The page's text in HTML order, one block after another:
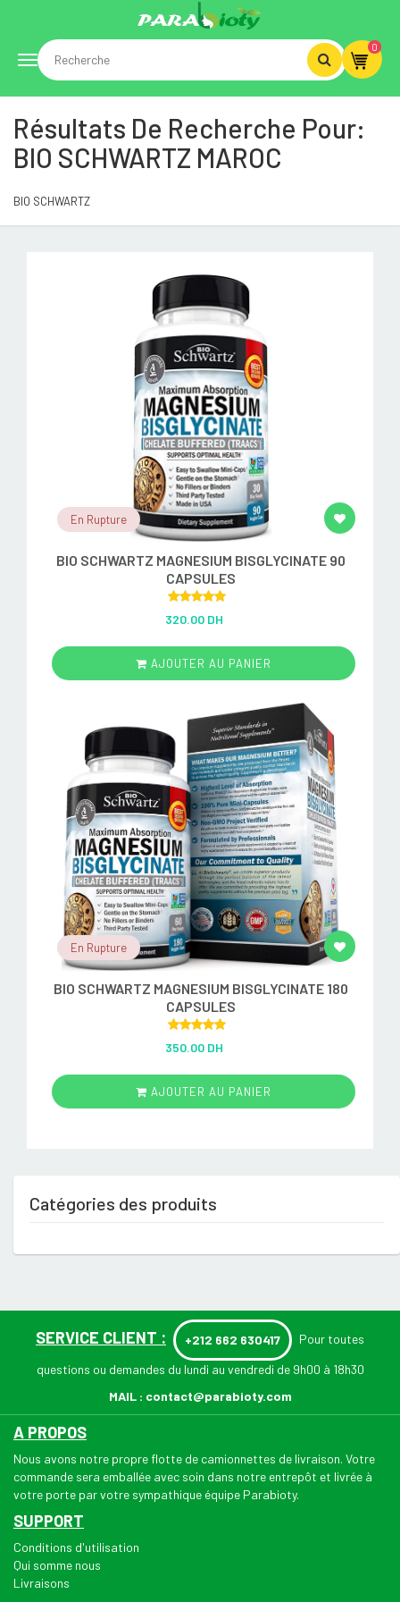
Toggle
navigation
0
Résultats De Recherche Pour:
BIO SCHWARTZ MAROC
BIO SCHWARTZ
En Rupture
BIO SCHWARTZ MAGNESIUM BISGLYCINATE 90
CAPSULES
out of 5
320.00 DH
AJOUTER AU PANIER
En Rupture
BIO SCHWARTZ MAGNESIUM BISGLYCINATE 180
CAPSULES
out of 5
350.00 DH
AJOUTER AU PANIER
Catégories des produits
SERVICE CLIENT : +212 662 630417 Pour toutes
questions ou demandes du lundi au vendredi de 9h00 à 18h30
MAIL : contact@parabioty.com
A PROPOS
Nous avons notre propre flotte de camionnettes de livraison. Votre
commande sera emballée avec soin dans notre entrepôt et livrée à
votre porte par votre sympathique équipe Parabioty.
SUPPORT
Conditions d'utilisation
Qui somme nous
Livraisons